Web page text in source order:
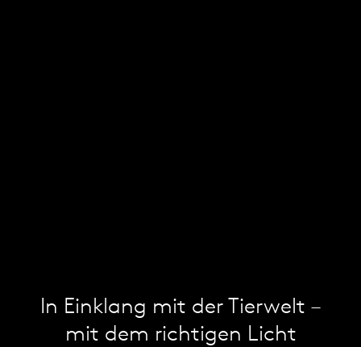
In Einklang mit der Tierwelt –
mit dem richtigen Licht